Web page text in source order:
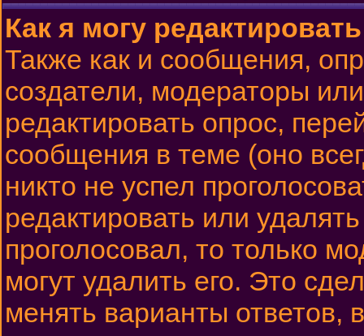
Как я могу
Также как и сообщения,
создатели, модераторы
редактировать опрос,
сообщения в теме (оно
никто не успел
редактировать или
проголосовал, то только
могут удалить его. Это
менять варианты ответов,